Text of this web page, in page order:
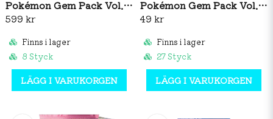
Pokémon Gem Pack Vol. 4 Booster Box (S-CH)
599 kr
Finns i lager
8 Styck
LÄGG I VARUKORGEN
Pokémon Gem Pack Vol. 4 Booster Pack (S-CH)
49 kr
Finns i lager
27 Styck
LÄGG I VARUKORGEN